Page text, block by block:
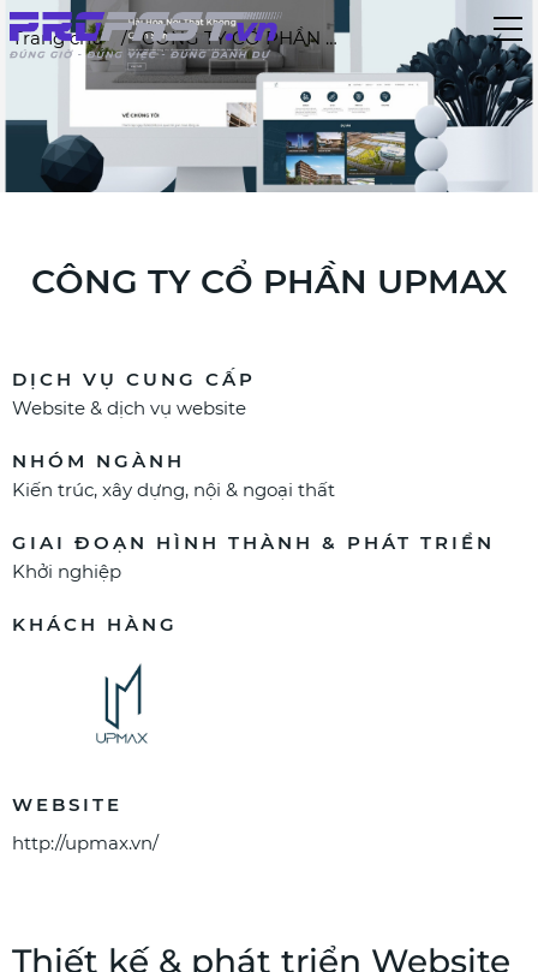
Trang chủ CÔNG TY CỔ PHẦN UPMAX
CÔNG TY CỔ PHẦN UPMAX
DỊCH VỤ CUNG CẤP
Website & dịch vụ website
NHÓM NGÀNH
Kiến trúc, xây dựng, nội & ngoại thất
GIAI ĐOẠN HÌNH THÀNH & PHÁT TRIỂN
Khởi nghiệp
KHÁCH HÀNG
WEBSITE
http://upmax.vn/
Thiết kế & phát triển Website